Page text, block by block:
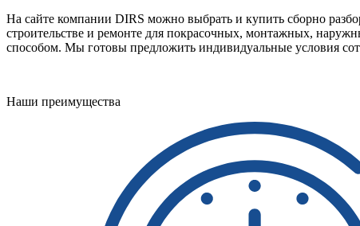
На сайте компании DIRS можно выбрать и купить сборно
строительстве и ремонте для покрасочных, монтажных,
способом. Мы готовы предложить индивидуальные условия
Наши преимущества